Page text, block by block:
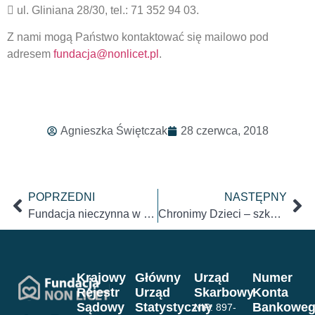
 ul. Gliniana 28/30, tel.: 71 352 94 03.
Z nami mogą Państwo kontaktować się mailowo pod
adresem fundacja@nonlicet.pl .
Agnieszka Świętczak 28 czerwca, 2018
POPRZEDNI
Fundacja nieczynna w dniach 30 kwietnia – 4 maja
NASTĘPNY
Chronimy Dzieci – szkolenia dla nauczycieli
Krajowy
Rejestr
Sądowy
Główny
Urząd
Statystyczny
Urząd
Skarbowy
NIP: 897-
Numer
Konta